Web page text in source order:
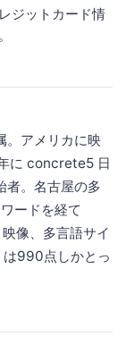
ジットカード情
。アメリカに映
に concrete5 日
者。名古屋の多
ードを経て
像、多言語サイ
は990点しかとっ